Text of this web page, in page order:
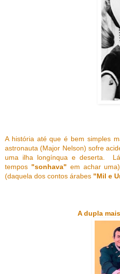
A história até que é bem simples
astronauta (Major Nelson) sofre
uma ilha longínqua e deserta.
tempos "sonhava" em achar
(daquela dos contos árabes "Mil e
A dupla